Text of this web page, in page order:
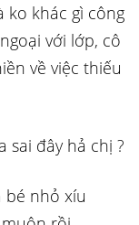
ko khác gì công
với lớp, cô
về việc thiếu
sai đây hả chị ?
bé nhỏ xíu